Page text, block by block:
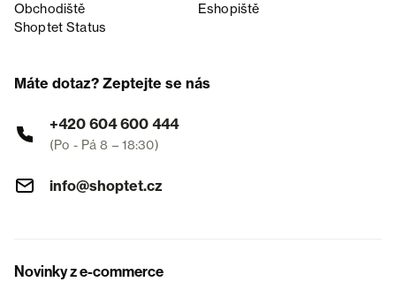
Obchodiště
Eshopiště
Shoptet Status
Máte dotaz? Zeptejte se nás
+420 604 600 444
(Po - Pá 8 – 18:30)
info@shoptet.cz
Novinky z e-commerce